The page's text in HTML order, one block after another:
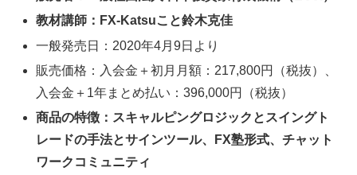
教材講師：FX-Katsuこと鈴木克佳
一般発売日：2020年4月9日より
販売価格：入会金＋初月月額：217,800円（税抜）、
入会金＋1年まとめ払い：396,000円（税抜）
商品の特徴：スキャルピングロジックとスイングト
レードの手法とサインツール、FX塾形式、チャット
ワークコミュニティ